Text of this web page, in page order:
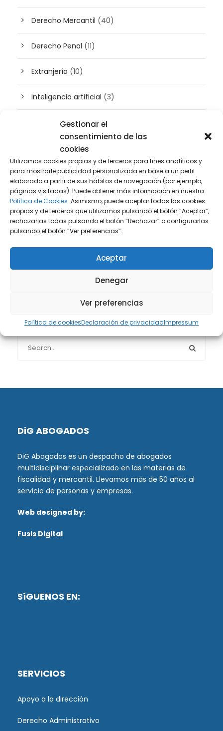
Gestionar el
consentimiento de las
cookies
Utilizamos cookies propias y de terceros para fines analíticos y
para mostrarle publicidad personalizada en base a un perfil
elaborado a partir de sus hábitos de navegación (por ejemplo,
páginas visitadas). Puede obtener más información en nuestra
Política de Cookies. Asimismo, puede aceptar todas las cookies
propias y de terceros que utilizamos pulsando el botón “Aceptar”,
rechazarlas todas pulsando el botón “Rechazar” o configurarlas
pulsando el botón “Ver preferencias”.
Aceptar
Denegar
Ver preferencias
Política de cookiesDeclaración de privacidadImpressum
Derecho Mercantil (40)
Derecho Penal (11)
Extranjería (10)
Inteligencia artificial (3)
Patrimonio(5)
Plusvalía(2)
Prensa(2)
Propiedad intelectual e industrial(13)
Protección de datos(40)
Sin categoría(1)
Buscador de artículos
DiG ABOGADOS
DiG Abogados es un despacho de abogados
multidisciplinar especializado en las materias de
fiscalidad y mercantil. Llevamos más de 50 años al
servicio de personas y empresas.
Web designed by:
Fusis Digital
SíGUENOS EN:
SERVICIOS
Apoyo a la dirección
Derecho Administrativo